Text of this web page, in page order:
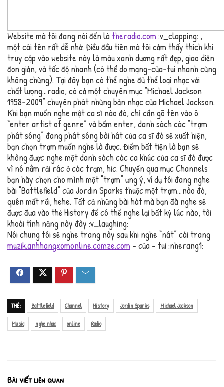
Website mà tôi đang nói đến là theradio.com :v_clapping: ,
một cái tên rất dễ nhớ. Điều đầu tiên mà tôi cảm thấy thích khi
truy cập vào website này là màu xanh dương rất đẹp, giao diện
đơn giản, và tốc độ nhanh (có thể do mạng-của-tui nhanh cũng
không chừng). Tại đây bạn có thể nghe đủ thể loại nhạc với
chất lượng…radio, có cả một chuyên mục “Michael Jackson
1958-2009” chuyên phát những bản nhạc của Michael Jackson.
Khi bạn muốn nghe một ca sĩ nào đó, chỉ cần gõ tên vào ô
“enter artist of genre” và bấm enter, danh sách các “trạm
phát sóng” đang phát sóng bài hát của ca sĩ đó sẽ xuất hiện,
bạn chọn trạm muốn nghe là được. Điểm bất tiện là bạn sẽ
không được nghe một danh sách các ca khúc của ca sĩ đó được
vì nó nằm rải rác ở các trạm, hic. Chuyển qua mục Channels
bạn hãy chọn cho mình một “trạm” ưng ý, ví dụ tôi đang nghe
bài “Battlefield” của Jordin Sparks thuộc một trạm…nào đó,
quên mất rồi, hehe. Tất cả những bài hát mà bạn đã nghe sẽ
được đưa vào thẻ History để có thể nghe lại bất kỳ lúc nào, tôi
khoái tính năng này đây :v_laughing:
Nói chung tôi sẽ nghe trang này sau khi nghe “nát” cái trang
muzik.anhhangxomonline.comze.com – của – tui :nherang1:
THẺ: Battlefield Channel History Jordin Sparks Michael Jackson
Music nghe nhac online Radio
Bài viết liên quan